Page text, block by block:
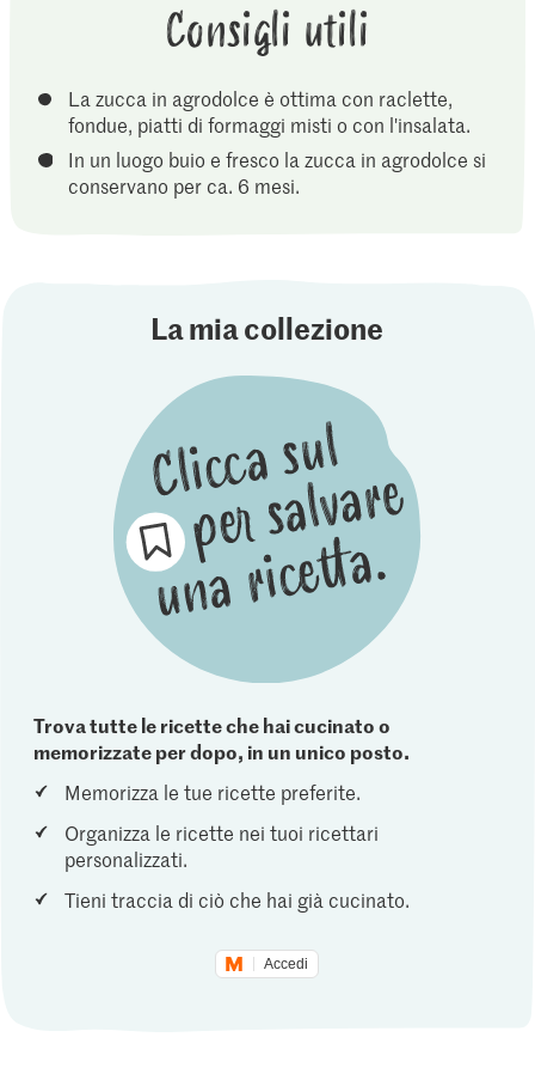
Consigli utili
La zucca in agrodolce è ottima con raclette,
fondue, piatti di formaggi misti o con l'insalata.
In un luogo buio e fresco la zucca in agrodolce si
conservano per ca. 6 mesi.
La mia collezione
Trova tutte le ricette che hai cucinato o
memorizzate per dopo, in un unico posto.
Memorizza le tue ricette preferite.
Organizza le ricette nei tuoi ricettari
personalizzati.
Tieni traccia di ciò che hai già cucinato.
Accedi